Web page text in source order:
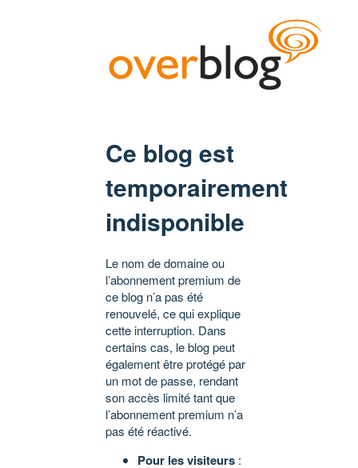
Ce blog est
temporairement
indisponible
Le nom de domaine ou
l’abonnement premium de
ce blog n’a pas été
renouvelé, ce qui explique
cette interruption. Dans
certains cas, le blog peut
également être protégé par
un mot de passe, rendant
son accès limité tant que
l’abonnement premium n’a
pas été réactivé.
Pour les visiteurs :